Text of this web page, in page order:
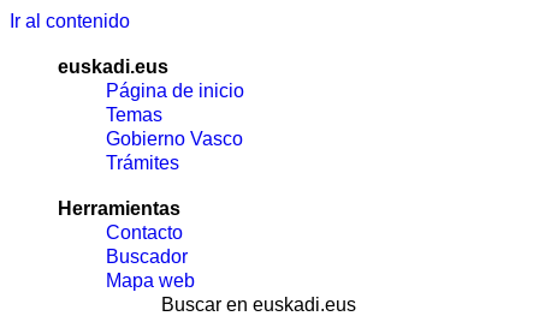
Ir al contenido
euskadi.eus
Página de inicio
Temas
Gobierno Vasco
Trámites
Herramientas
Contacto
Buscador
Mapa web
Buscar en euskadi.eus